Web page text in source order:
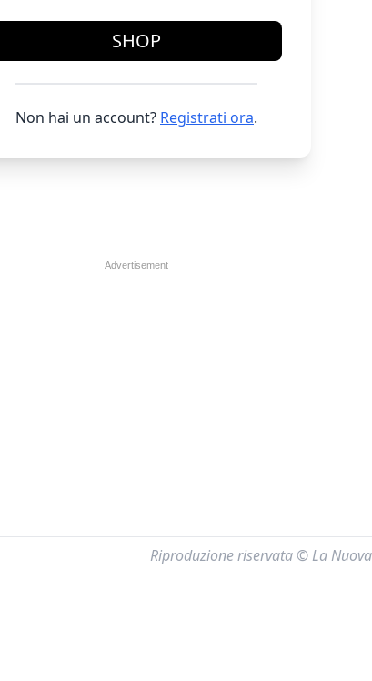
SHOP
Non hai un account? Registrati ora.
Riproduzione riservata © La